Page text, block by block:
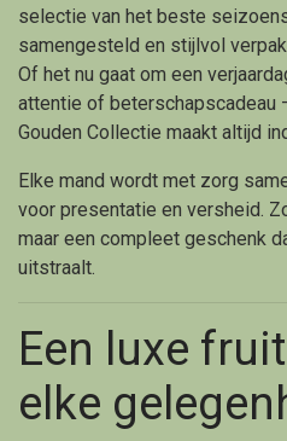
selectie van het beste
samengesteld en stijlvol
Of het nu gaat om een
attentie of beterschapscadeau
Gouden Collectie maakt altijd
Elke mand wordt met zorg
voor presentatie en versheid.
maar een compleet geschenk
uitstraalt.
Een luxe
elke